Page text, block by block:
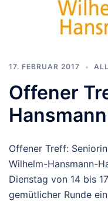
17. FEBRUAR 2017
Offener
Offener Treff:
Wilhelm-Hansmann-
Dienstag von 14 bis
gemütlicher Runde